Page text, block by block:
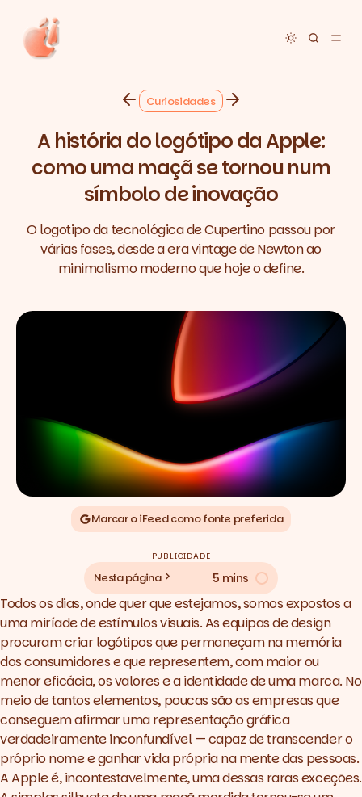
Toggle
Curiosidades
A história do logótipo da Apple:
como uma maçã se tornou num
símbolo de inovação
O logotipo da tecnológica de Cupertino passou por
várias fases, desde a era vintage de Newton ao
minimalismo moderno que hoje o define.
Marcar o iFeed como fonte preferida
PUBLICIDADE
Nesta página 5 mins
Todos os dias, onde quer que estejamos, somos expostos a
uma miríade de estímulos visuais. As equipas de design
procuram criar logótipos que permaneçam na memória
dos consumidores e que representem, com maior ou
menor eficácia, os valores e a identidade de uma marca. No
meio de tantos elementos, poucas são as empresas que
conseguem afirmar uma representação gráfica
verdadeiramente inconfundível — capaz de transcender o
próprio nome e ganhar vida própria na mente das pessoas.
A Apple é, incontestavelmente, uma dessas raras exceções.